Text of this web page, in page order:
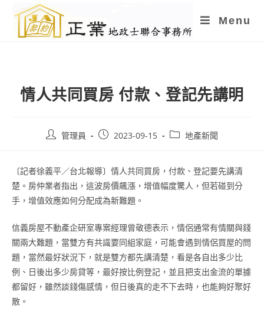
content
Menu
情人共同買房 付款、登記先講明
Post管理員
Post 2023-09-15
Post地產新聞
〔記者徐義平／台北報導〕情人共同買房，付款、登記要先講清
楚。房仲業者指出，這波房價飆漲，增值幅度驚人，但若碰到分
手，增值效應如何分配成為新難題。
信義房屋不動產企研室專案經理曾敬德表示，情侶通常有情關與錢
關兩大難題，當雙方有共識要同組家庭，可能會遇到情侶買屋的問
題，當然最好狀況下，就是雙方都先講清楚，看是各自出多少比
例、日後出多少房貸等，最好按比例登記，並且把支出金流的單據
都留好，雖然談錢傷感情，但日後真的走不下去時，也能夠好聚好
散。